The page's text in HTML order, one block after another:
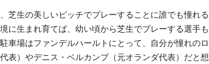
芝生の美しいピッチでプレーすることに誰でも憧れる
に生まれ育てば、幼い頃から芝生でプレーする選手も
車場はファンデルハールトにとって、自分が憧れのロ
表）やデニス・ベルカンプ（元オランダ代表）だと想